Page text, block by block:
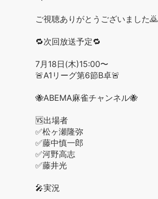
ご視聴ありがとうございました🙇
🔁次回放送予定🔁
7月18日(木)15:00〜
🚨A1リーグ第6節B卓🚨
🐝ABEMA麻雀チャンネル🐝
🆚出場者
✅松ヶ瀬隆弥
✅藤中慎一郎
✅河野高志
✅藤井光
🎤実況